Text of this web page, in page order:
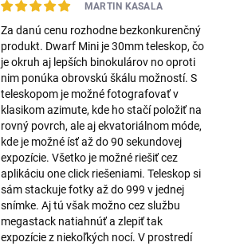
MARTIN KASALA
Za danú cenu rozhodne bezkonkurenčný
produkt. Dwarf Mini je 30mm teleskop, čo
je okruh aj lepších binokulárov no oproti
nim ponúka obrovskú škálu možností. S
teleskopom je možné fotografovať v
klasikom azimute, kde ho stačí položiť na
rovný povrch, ale aj ekvatoriálnom móde,
kde je možné ísť až do 90 sekundovej
expozície. Všetko je možné riešiť cez
aplikáciu one click riešeniami. Teleskop si
sám stackuje fotky až do 999 v jednej
snímke. Aj tú však možno cez službu
megastack natiahnúť a zlepiť tak
expozície z niekoľkých nocí. V prostredí